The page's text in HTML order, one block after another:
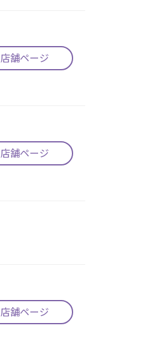
店舗ページ
店舗ページ
店舗ページ